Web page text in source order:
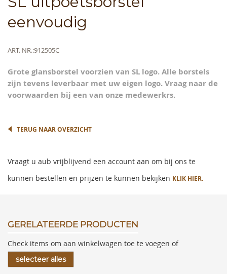
eenvoudig
Meer
ART. NR.912505C
Grote glansborstel voorzien van SL logo. Alle borstels
zijn tevens leverbaar met uw eigen logo. Vraag naar de
voorwaarden bij een van onze medewerkrs.
to
gallery
TERUG NAAR OVERZICHT
Vraagt u aub vrijblijvend een account aan om bij ons te
kunnen bestellen en prijzen te kunnen bekijken KLIK HIER.
GERELATEERDE PRODUCTEN
Check items om aan winkelwagen toe te voegen of
selecteer alles